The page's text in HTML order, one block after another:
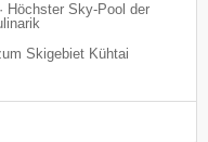
Höchster Sky-Pool der
Skigebiet Kühtai